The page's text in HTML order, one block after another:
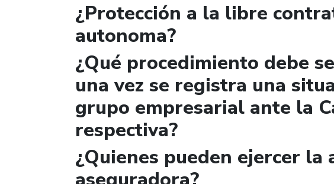
¿Protección a la libre
autonoma?
¿Qué procedimiento debe
una vez se registra una
grupo empresarial ante la
respectiva?
¿Quienes pueden ejercer la